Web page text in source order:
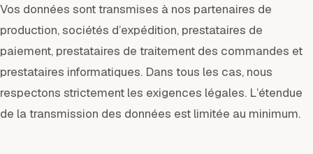
Vos données sont transmises à nos partenaires de
production, sociétés d’expédition, prestataires de
paiement, prestataires de traitement des commandes et
prestataires informatiques. Dans tous les cas, nous
respectons strictement les exigences légales. L’étendue
de la transmission des données est limitée au minimum.